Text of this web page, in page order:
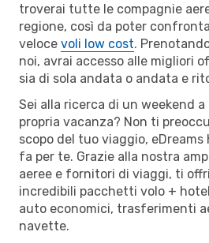
troverai tutte le compagnie
regione, così da poter
veloce voli low cost.
noi, avrai accesso alle migliori
sia di sola andata o andata e
Sei alla ricerca di un weekend
propria vacanza? Non ti
scopo del tuo viaggio,
fa per te. Grazie alla nostra
aeree e fornitori di viaggi, ti
incredibili pacchetti volo +
auto economici, trasferimenti
navette.